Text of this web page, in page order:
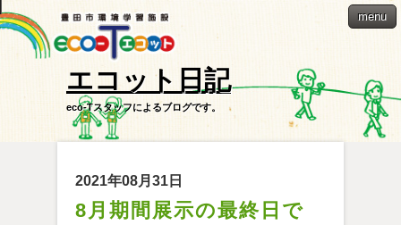
menu
エコット日記
eco-Tスタッフによるブログです。
2021年08月31日
8月期間展示の最終日で